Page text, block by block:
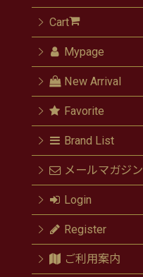
Cart
Mypage
New Arrival
Favorite
Brand List
メールマガジン
Login
Register
ご利用案内